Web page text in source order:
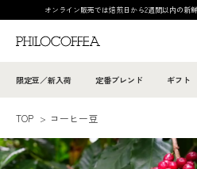
オンライン販売では焙煎日から2週間以内の新
限定豆／新入荷 定番ブレンド ギフト
TOP > コーヒー豆